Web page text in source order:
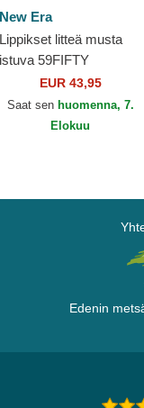
New Era
Lippikset litteä musta
istuva 59FIFTY
Statement Boston
Celtics NBA New Era
EUR 43,95
Saat sen huomenna, 7.
Elokuu
Edenin